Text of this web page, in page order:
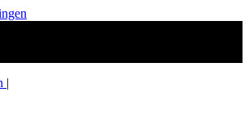
|